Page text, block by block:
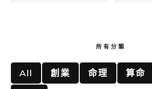
所有分類
All 創業 命理 算命